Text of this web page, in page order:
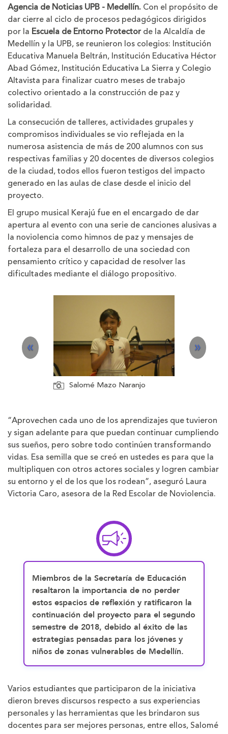
Agencia de Noticias UPB - Medellín. Con el propósito de
dar cierre al ciclo de procesos pedagógicos dirigidos
por la Escuela de Entorno Protectorde la Alcaldía de
Medellín y la UPB, se reunieron los colegios: Institución
Educativa Manuela Beltrán, Institución Educativa Héctor
Abad Gómez, Institución Educativa La Sierra y Colegio
Altavista para finalizar cuatro meses de trabajo
colectivo orientado a la construcción de paz y
solidaridad.
La consecución de talleres, actividades grupales y
compromisos individuales se vio reflejada en la
numerosa asistencia de más de 200 alumnos con sus
respectivas familias y 20 docentes de diversos colegios
de la ciudad, todos ellos fueron testigos del impacto
generado en las aulas de clase desde el inicio del
proyecto.
El grupo musical Kerajú fue en el encargado de dar
apertura al evento con una serie de canciones alusivas a
la noviolencia como himnos de paz y mensajes de
fortaleza para el desarrollo de una sociedad con
pensamiento crítico y capacidad de resolver las
dificultades mediante el diálogo propositivo.
Salomé Mazo Naranjo
« P
i
o
u
s
» N
“Aprovechen cada uno de los aprendizajes que tuvieron
y sigan adelante para que puedan continuar cumpliendo
sus sueños, pero sobre todo continúen transformando
vidas. Esa semilla que se creó en ustedes es para que la
multipliquen con otros actores sociales y logren cambiar
su entorno y el de los que los rodean”, aseguró Laura
Victoria Caro, asesora de la Red Escolar de Noviolencia.
Miembros de la Secretaría de Educación
resaltaron la importancia de no perder
estos espacios de reflexión y ratificaron la
continuación del proyecto para el segundo
semestre de 2018, debido al éxito de las
estrategias pensadas para los jóvenes y
niños de zonas vulnerables de Medellín.
Varios estudiantes que participaron de la iniciativa
dieron breves discursos respecto a sus experiencias
personales y las herramientas que les brindaron sus
docentes para ser mejores personas, entre ellos, Salomé